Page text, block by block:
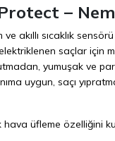
–
ve akıllı sıcaklık
saçlar için
yumuşak ve
uygun, saçı
hava üfleme özelliğini